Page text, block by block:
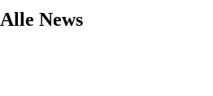
Alle News